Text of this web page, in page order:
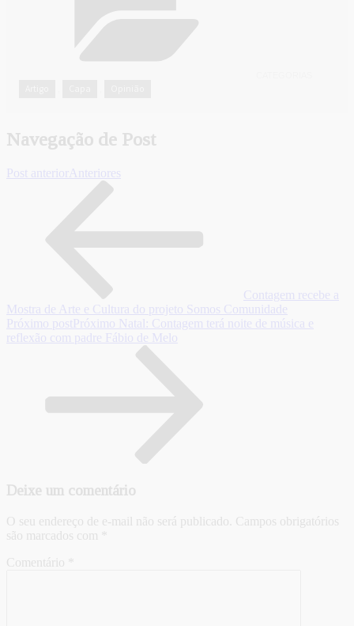
Navegação de Post
Post anterior Anteriores
Contagem recebe a
Mostra de Arte e Cultura do projeto Somos Comunidade
Próximo post Próximo Natal: Contagem terá noite de música e
reflexão com padre Fábio de Melo
Deixe um comentário
O seu endereço de e-mail não será publicado. Campos obrigatórios
são marcados com
Comentário